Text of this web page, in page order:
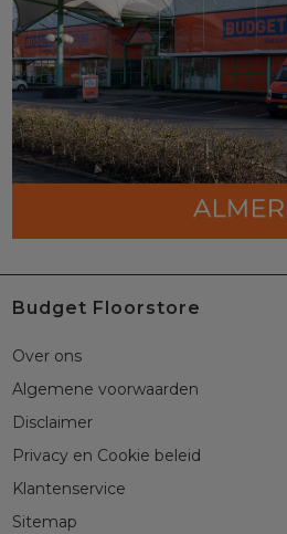
Budget Floorstore
Over ons
Algemene voorwaarden
Disclaimer
Privacy en Cookie beleid
Klantenservice
Sitemap